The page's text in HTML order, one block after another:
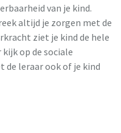
van je kind.
altijd je zorgen met de
ziet je kind de hele
op de sociale
de leraar ook of je kind